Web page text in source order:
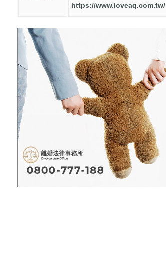
https://www.loveaq.com.tw/